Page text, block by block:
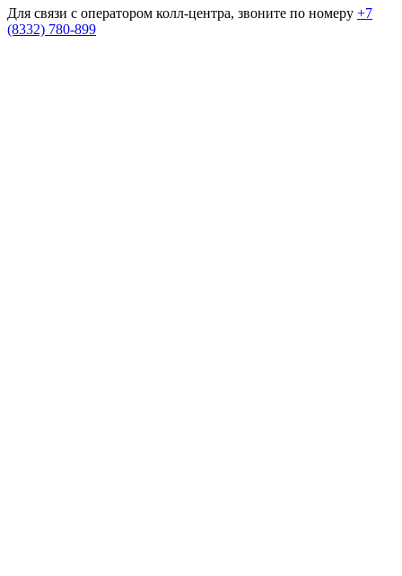
Для связи с оператором колл-центра, звоните по номеру +7
(8332) 780-899